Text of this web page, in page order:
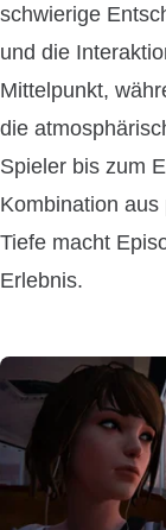
schwierige
und die
Mittelpunkt,
die
Spieler bis zum
Kombination
Tiefe macht
Erlebnis.